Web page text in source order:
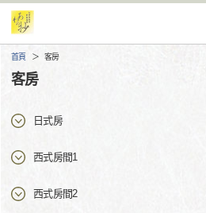
首頁 客房
客房
日式房
西式房間1
西式房間2